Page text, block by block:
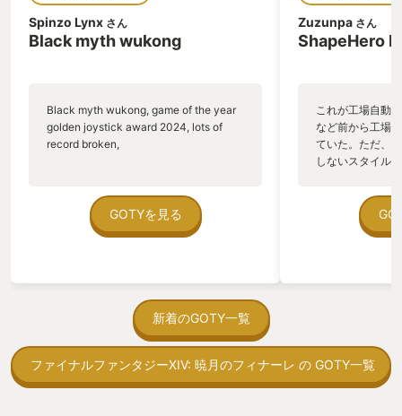
Spinzo Lynx さん
Black myth wukong
Black myth wukong, game of the year
golden joystick award 2024, lots of
record broken,
GOTYを見る
Zuzunpa さん
ShapeHero
これが工場自動
など前から工場
ていた。ただ、
しないスタイル
ていた。 ただ
在を知ってから
う。気になる。
トコンベアの配
ん！このゲーム
向けか？という
新着のGOTY一覧
ファイナルファンタジーXIV: 暁月のフィナーレ の GOTY一覧